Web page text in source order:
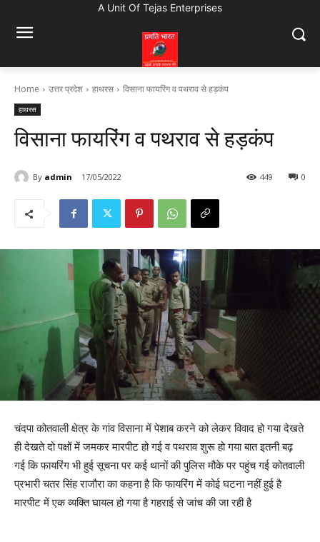
A Unit Of Tejas Enterprises
Home उत्तर प्रदेश हाथरस विसाना फायरिंग व पथराव से हड़कंप
हाथरस
विसाना फायरिंग व पथराव से हड़कंप
By admin 17/05/2022 0
449
चंदपा कोतवाली क्षेत्र के गांव विसाना में पेशाब करने को लेकर विवाद हो गया देखते
ही देखते दो पक्षों में जमकर मारपीट हो गई व पथराव शुरू हो गया बात इतनी बढ़
गई कि फायरिंग भी हुई सूचना पर कई थानों की पुलिस मौके पर पहुंच गई कोतवाली
प्रभारी चतर सिंह राजौरा का कहना है कि फायरिंग में कोई घटना नहीं हुई है
मारपीट में एक व्यक्ति घायल हो गया है गहराई से जांच की जा रही है